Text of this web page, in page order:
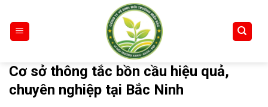
content
Cơ sở thông tắc bồn cầu hiệu quả,
chuyên nghiệp tại Bắc Ninh